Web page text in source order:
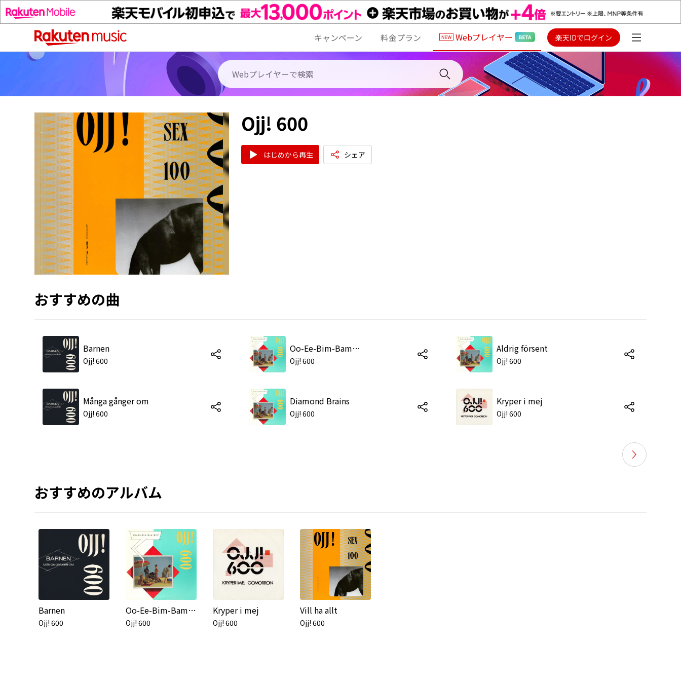
キャンペーン 料金プラン Webプレイヤー 楽天IDでログイン
Ojj! 600
はじめから再生 シェア
おすすめの曲
Barnen
Ojj! 600
Många gånger om
Ojj! 600
Oo-Ee-Bim-Bam-Bop!
Ojj! 600
Diamond Brains
Ojj! 600
Aldrig försent
Ojj! 600
Kryper i mej
Ojj! 600
おすすめのアルバム
Barnen
Ojj! 600
Oo-Ee-Bim-Bam-Bop!
Ojj! 600
Kryper i mej
Ojj! 600
Vill ha allt
Ojj! 600